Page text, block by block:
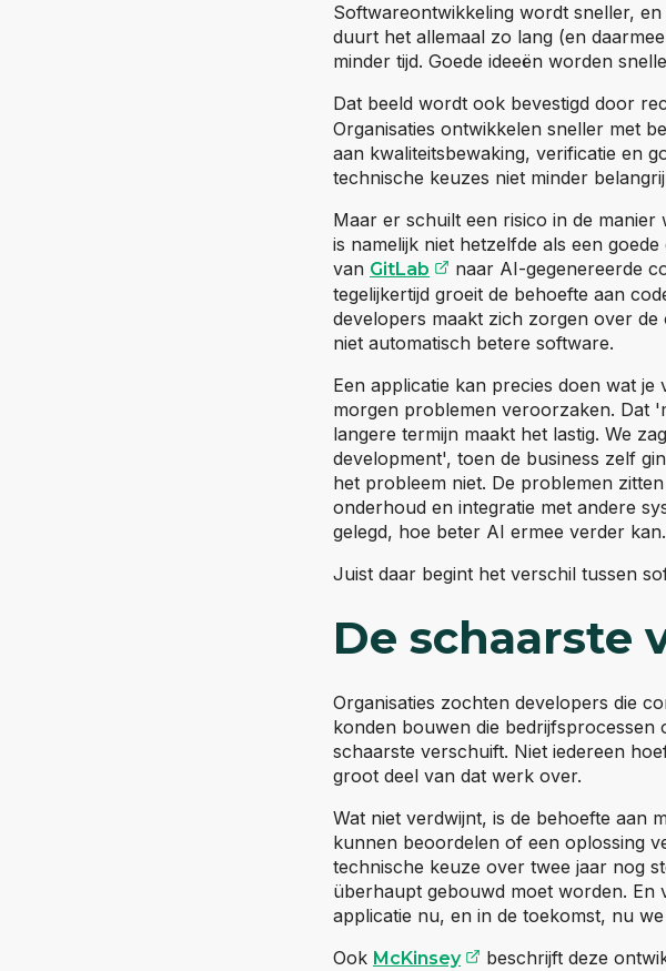
Softwareontwikkeling wordt sneller,
duurt het allemaal zo lang (en
minder tijd. Goede ideeën worden
Dat beeld wordt ook bevestigd door
Organisaties ontwikkelen sneller met
aan kwaliteitsbewaking, verificatie en
technische keuzes niet minder
Maar er schuilt een risico in de
is namelijk niet hetzelfde als een
van GitLab (opent externe
naar AI-gegenereerde
tegelijkertijd groeit de behoefte aan
developers maakt zich zorgen over
niet automatisch betere software.
Een applicatie kan precies doen wat je
morgen problemen veroorzaken. Dat
langere termijn maakt het lastig. We
development', toen de business zelf
het probleem niet. De problemen
onderhoud en integratie met andere
gelegd, hoe beter AI ermee verder kan.
Juist daar begint het verschil tussen
De schaarste
Organisaties zochten developers die
konden bouwen die bedrijfsprocessen
schaarste verschuift. Niet iedereen
groot deel van dat werk over.
Wat niet verdwijnt, is de behoefte aan
kunnen beoordelen of een oplossing
technische keuze over twee jaar nog
überhaupt gebouwd moet worden. En
applicatie nu, en in de toekomst, nu
Ook McKinsey (opent externe
beschrijft deze